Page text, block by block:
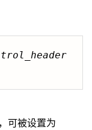
可被设置为